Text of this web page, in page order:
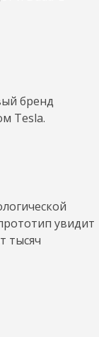
бренд
Tesla.
увидит
тысяч